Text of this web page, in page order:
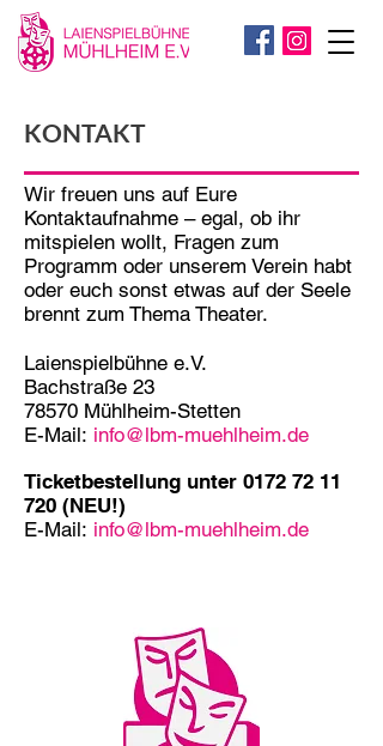
KONTAKT
Wir freuen uns auf Eure
Kontaktaufnahme – egal, ob ihr
mitspielen wollt, Fragen zum
Programm oder unserem Verein habt
oder euch sonst etwas auf der Seele
brennt zum Thema Theater.
Laienspielbühne e.V.
Bachstraße 23
78570 Mühlheim-Stetten
E-Mail: info@lbm-muehlheim.de
Ticketbestellung unter 0172 72 11
720 (NEU!)
E-Mail: info@lbm-muehlheim.de